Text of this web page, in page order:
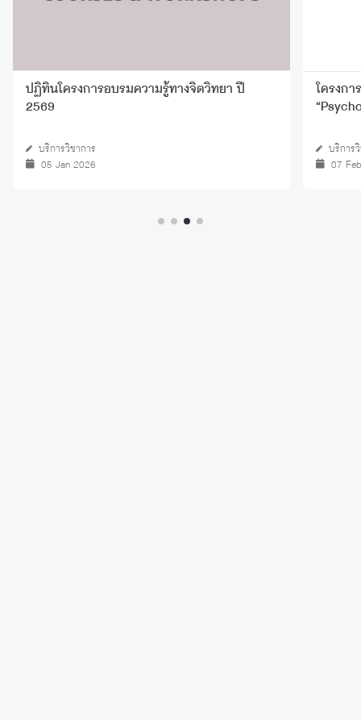
ปฏิทินโครงการอบรมความรู้ทางจิตวิทยา ปี
2569
บริการวิชาการ
05 Jan 2026
โครงก
บริการ
07